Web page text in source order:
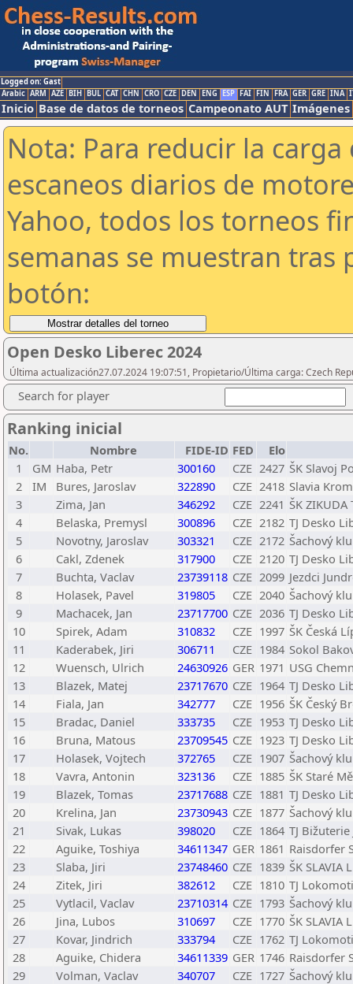
Logged on: Gast
Arabic ARM AZE BIH BUL CAT CHN CRO CZE DEN ENG ESP FAI FIN FRA GER GRE INA
Inicio Base de datos de torneos Campeonato AUT Imágenes
Nota: Para reducir la
escaneos diarios de
Yahoo, todos los torneos
semanas se muestran tras
botón:
Open Desko Liberec 2024
Última actualización27.07.2024 19:07:51, Propietario/Última carga: Czech
Search for player
Ranking inicial
No. Nombre FIDE-ID FED
Elo
1
GM Haba, Petr 300160 CZE 2427 ŠK Slavoj
2
IM Bures, Jaroslav 322890 CZE 2418 Slavia
3
Zima, Jan 346292 CZE 2241 ŠK ZIKUDA
4
Belaska, Premysl 300896 CZE 2182 TJ Desko
5
Novotny, Jaroslav 303321 CZE 2172 Šachový
6
Cakl, Zdenek 317900 CZE 2120 TJ Desko
7
Buchta, Vaclav 23739118 CZE 2099 Jezdci
8
Holasek, Pavel 319805 CZE 2040 Šachový
9
Machacek, Jan 23717700 CZE 2036 TJ Desko
10
Spirek, Adam 310832 CZE 1997 ŠK Česká
11
Kaderabek, Jiri 306711 CZE 1984 Sokol
12
Wuensch, Ulrich 24630926 GER 1971 USG
13
Blazek, Matej 23717670 CZE 1964 TJ Desko
14
Fiala, Jan 342777 CZE 1956 ŠK Český
15
Bradac, Daniel 333735 CZE 1953 TJ Desko
16
Bruna, Matous 23709545 CZE 1923 TJ Desko
17
Holasek, Vojtech 372765 CZE 1907 Šachový
18
Vavra, Antonin 323136 CZE 1885 ŠK Staré
19
Blazek, Tomas 23717688 CZE 1881 TJ Desko
20
Krelina, Jan 23730943 CZE 1877 Šachový
21
Sivak, Lukas 398020 CZE 1864 TJ
22
Aguike, Toshiya 34611347 GER 1861 Raisdorfer
23
Slaba, Jiri 23748460 CZE 1839 ŠK SLAVIA
24
Zitek, Jiri 382612 CZE 1810 TJ
25
Vytlacil, Vaclav 23710314 CZE 1793 Šachový
26
Jina, Lubos 310697 CZE 1770 ŠK SLAVIA
27
Kovar, Jindrich 333794 CZE 1762 TJ
28
Aguike, Chidera 34611339 GER 1746 Raisdorfer
29
Volman, Vaclav 340707 CZE 1727 Šachový